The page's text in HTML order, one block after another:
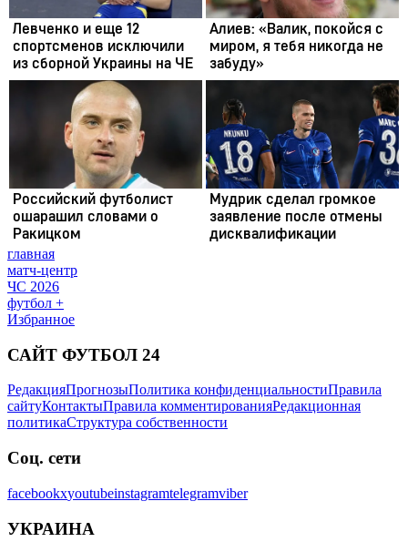
главная
матч-центр
ЧС 2026
футбол +
Избранное
САЙТ ФУТБОЛ 24
РедакцияПрогнозыПолитика конфиденциальностиПравила
сайтуКонтактыПравила комментированияРедакционная
политикаСтруктура собственности
Соц. сети
facebookxyoutubeinstagramtelegramviber
УКРАИНА